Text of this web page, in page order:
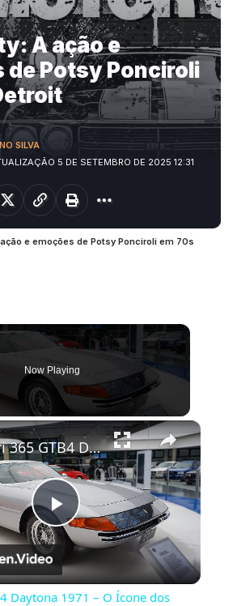
A ação e
de Potsy Ponciroli
5 DE SETEMBRO DE 2025 12:31
SILVA
e emoções de Potsy Ponciroli em 70s
Now Playing
×
Play
Video
Ferrari 365 GTB4 Daytona 1971 – O Ícone dos Anos 70 que Conquistava as Pistas com Seu Motor V12
Daytona 1971 – O Ícone dos